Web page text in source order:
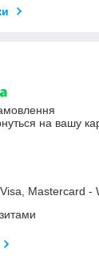
на вашу
Mastercard -